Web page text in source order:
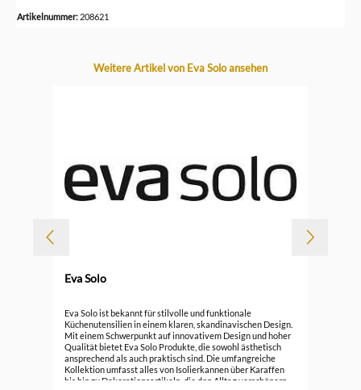
Artikelnummer: 208621
Produktgalerie überspringen
Weitere Artikel von Eva Solo ansehen
Eva Solo
Eva Solo ist bekannt für stilvolle und funktionale
Küchenutensilien in einem klaren, skandinavischen Design.
Mit einem Schwerpunkt auf innovativem Design und hoher
Qualität bietet Eva Solo Produkte, die sowohl ästhetisch
ansprechend als auch praktisch sind. Die umfangreiche
Kollektion umfasst alles von Isolierkannen über Karaffen
bis hin zu Dekorationsartikeln, die den Alltag verschönern